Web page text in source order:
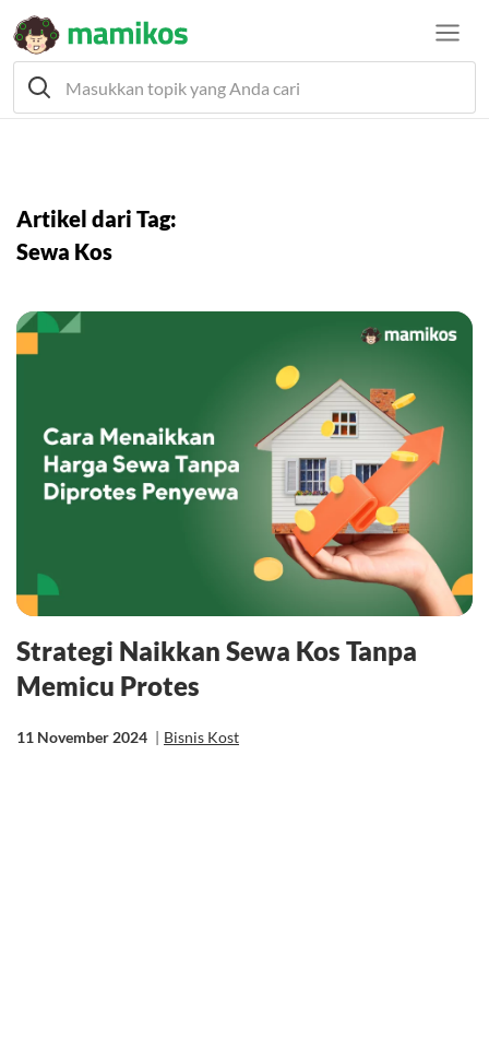
Artikel dari Tag:
Sewa Kos
Strategi Naikkan Sewa Kos Tanpa
Memicu Protes
11 November 2024 | Bisnis Kost